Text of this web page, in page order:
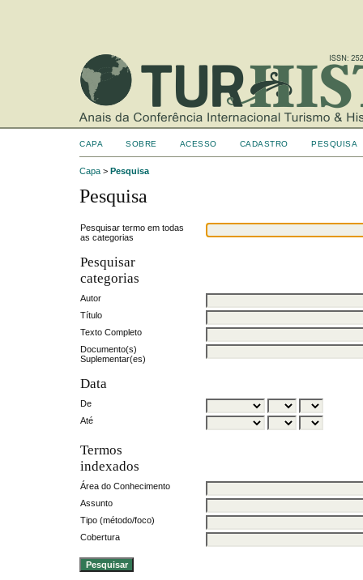
CAPA SOBRE ACESSO CADASTRO PESQUISA
Capa > Pesquisa
Pesquisa
Pesquisar termo em todas
as categorias
Pesquisar
categorias
Autor
Título
Texto Completo
Documento(s)
Suplementar(es)
Data
De
Até
Termos
indexados
Área do Conhecimento
Assunto
Tipo (método/foco)
Cobertura